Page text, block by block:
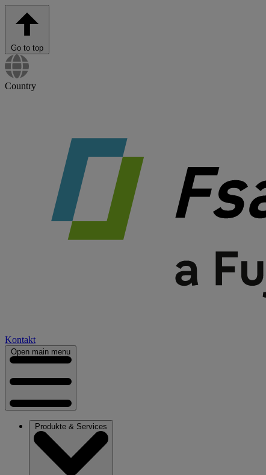
Go to top
Country
Kontakt
Open main menu
Produkte & Services